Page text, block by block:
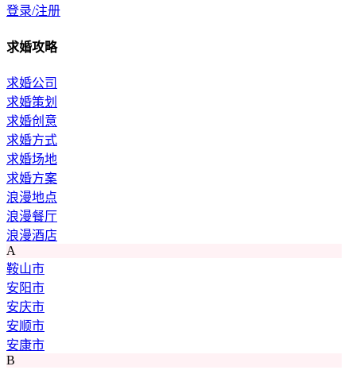
登录/注册
求婚攻略
求婚公司
求婚策划
求婚创意
求婚方式
求婚场地
求婚方案
浪漫地点
浪漫餐厅
浪漫酒店
A
鞍山市
安阳市
安庆市
安顺市
安康市
B